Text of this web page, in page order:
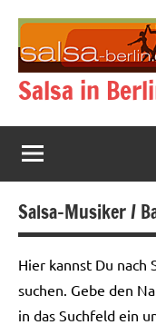
springen
Salsa in
Salsa-Musiker /
Hier kannst Du nach
suchen. Gebe den
in das Suchfeld ein